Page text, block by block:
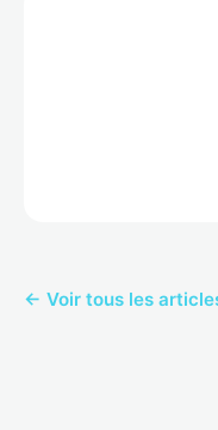
← Voir tous les